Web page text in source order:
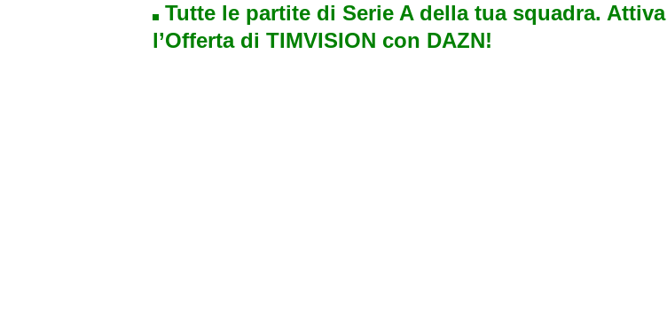
Tutte le partite di Serie A della tua squadra. Attiva
l’Offerta di TIMVISION con DAZN!